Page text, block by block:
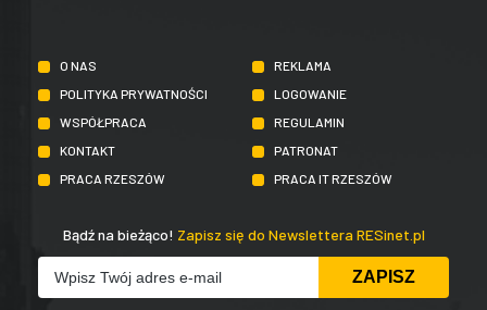
O NAS
REKLAMA
POLITYKA PRYWATNOŚCI
LOGOWANIE
WSPÓŁPRACA
REGULAMIN
KONTAKT
PATRONAT
PRACA RZESZÓW
PRACA IT RZESZÓW
Bądź na bieżąco! Zapisz się do Newslettera RESinet.pl